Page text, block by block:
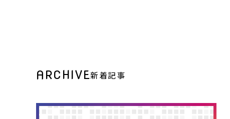
ARCHIVE新着記事